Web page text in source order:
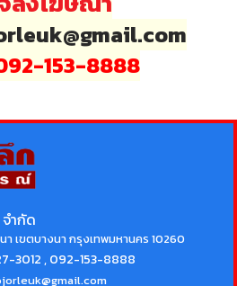
153-8888
จำกัด
า เขตบางนา กรุงเทพมหานคร 10260
3012 , 092-153-8888